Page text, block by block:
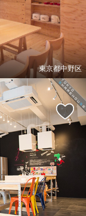
東京都中野区